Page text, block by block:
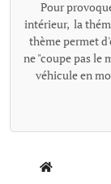
Pour
intérieur, la
thème permet
ne "coupe pas le
véhicule en
monologue
cerveau".
Home